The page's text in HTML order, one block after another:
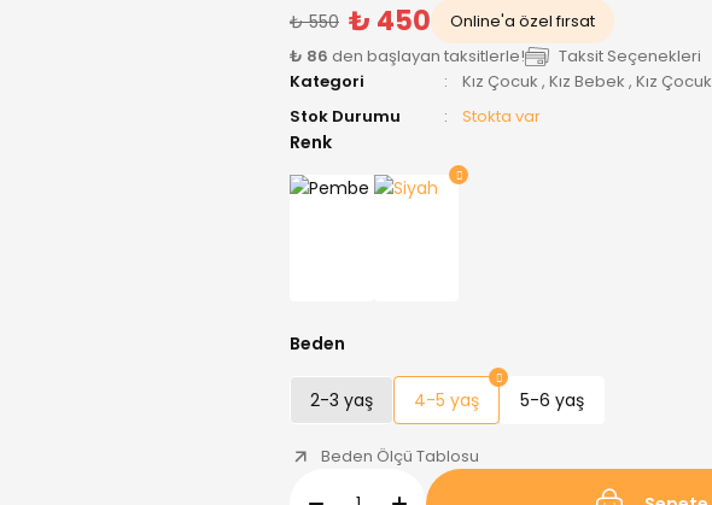
₺ 550 ₺ 450 Online'a özel fırsat
₺ 86 den başlayan taksitlerle!
Taksit Seçenekleri
Kategori
Kız Çocuk , Kız Bebek , Kız
Stok Durumu
Stokta var
Renk
Beden
2-3 yaş 4-5 yaş 5-6 yaş
Beden Ölçü Tablosu